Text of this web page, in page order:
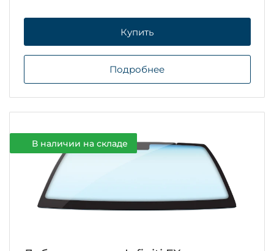
Купить
Подробнее
В наличии на складе